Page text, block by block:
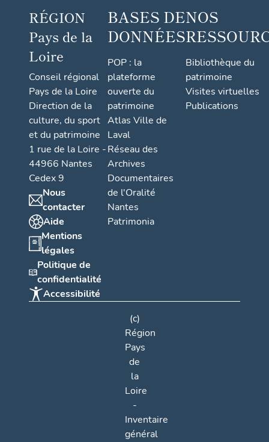
RÉGION
Pays de la
Loire
Conseil régional
Pays de la Loire
Direction de la
culture, du sport
et du patrimoine
1 rue de la Loire -
44966 Nantes
Cedex 9
Nous
contacter
Aide
Mentions
légales
Politique de
confidentialité
Accessibilité
BASES DE
DONNÉES
POP : la
plateforme
ouverte du
patrimoine
Atlas Ville de
Laval
Réseau des
Archives
Documentaires
de l'Oralité
Nantes
Patrimonia
NOS
Bibliothèque du
patrimoine
Visites virtuelles
Publications
(c)
Région
Pays
de
la
Loire
-
Inventaire
général